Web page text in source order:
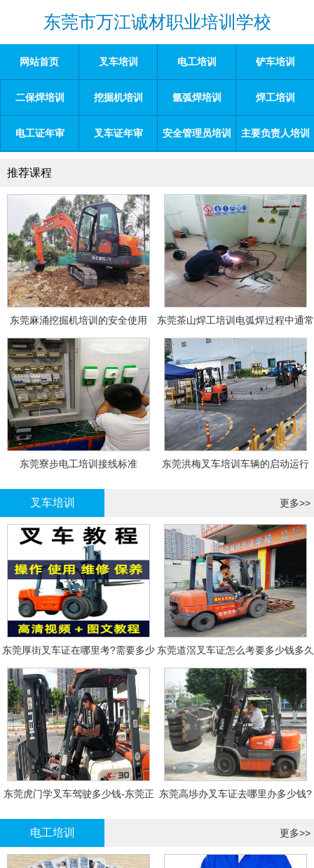
东莞市万江诚材职业培训学校
网站首页 叉车培训 电工培训 铲车培训
二保焊培训 挖掘机培训 氩弧焊培训 焊工培训
电工证年审 叉车证年审 安全管理员培训 主要负责人培训
推荐课程
东莞麻涌挖掘机培训的安全使用
东莞茶山焊工培训电弧焊过程中通常
会采取以下措施
东莞寮步电工培训接线标准 东莞洪梅叉车培训车辆的启动运行
叉车培训 更多>>
东莞厚街叉车证在哪里考?需要多少
钱?
东莞道滘叉车证怎么考要多少钱多久
拿证
东莞虎门学叉车驾驶多少钱-东莞正 东莞高埗办叉车证去哪里办多少钱?
电工培训 更多>>